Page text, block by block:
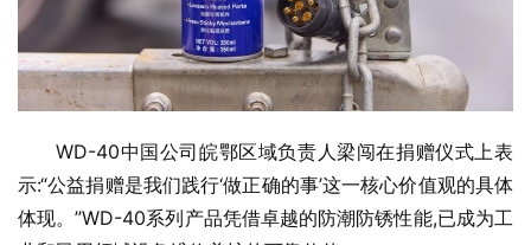
WD-40中国公司皖鄂区域负责人梁闯在捐赠仪式上表
示:“公益捐赠是我们践行‘做正确的事’这一核心价值观的具体
体现。”WD-40系列产品凭借卓越的防潮防锈性能,已成为工